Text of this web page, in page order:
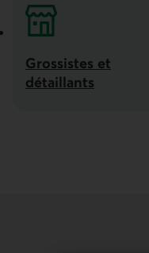
Grossistes et
détaillants